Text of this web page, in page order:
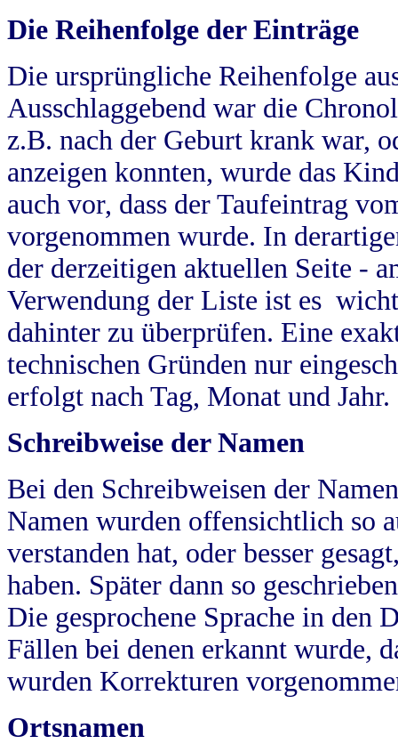
Die Reihenfolge der Einträge
Die ursprüngliche Reihenfolge
Ausschlaggebend war die
z.B. nach der Geburt krank war,
anzeigen konnten, wurde das
auch vor, dass der Taufeintrag
vorgenommen wurde. In
der derzeitigen aktuellen Seite -
Verwendung der Liste ist es
dahinter zu überprüfen. Eine
technischen Gründen nur
erfolgt nach Tag, Monat und Jahr.
Schreibweise der Namen
Bei den Schreibweisen der
Namen wurden offensichtlich so
verstanden hat, oder besser
haben. Später dann so
Die gesprochene Sprache in
Fällen bei denen erkannt wurde,
wurden Korrekturen
Ortsnamen